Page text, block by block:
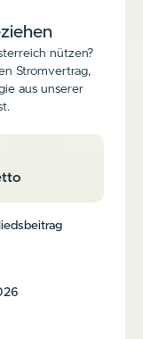
nützen?
Stromvertrag,
aus unserer